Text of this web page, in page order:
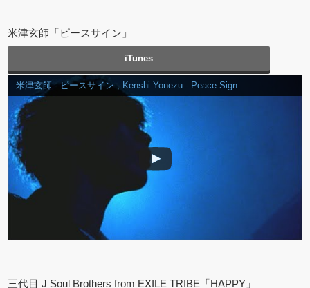
米津玄師「ピースサイン」
iTunes
米津玄師 - ピースサイン , Kenshi Yonezu - Peace Sign
三代目 J Soul Brothers from EXILE TRIBE「HAPPY」